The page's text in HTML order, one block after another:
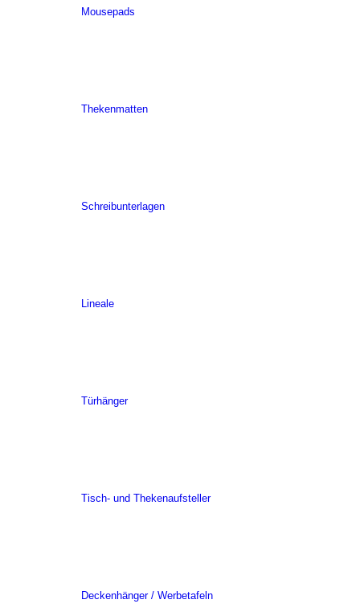
Mousepads
Thekenmatten
Schreibunterlagen
Lineale
Türhänger
Tisch- und Thekenaufsteller
Deckenhänger / Werbetafeln